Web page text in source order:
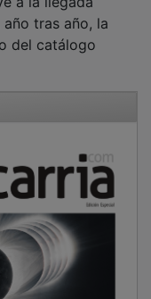
tras año, la
del catálogo